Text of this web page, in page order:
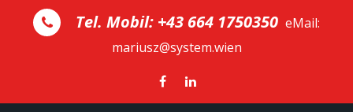
Skip to the content
Tel. Mobil: +43 664 1750350 eMail:
mariusz@system.wien